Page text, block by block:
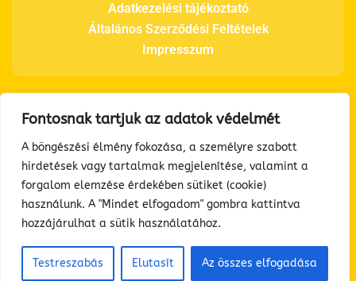
Fontosnak tartjuk az adatok védelmét
A böngészési élmény fokozása, a személyre szabott
hirdetések vagy tartalmak megjelenítése, valamint a
forgalom elemzése érdekében sütiket (cookie)
használunk. A "Mindet elfogadom" gombra kattintva
hozzájárulhat a sütik használatához.
Testreszabás Elutasít Az összes elfogadása
Adatkezelési tájékoztató
Általános Szerződési Feltételek
Impresszum
Elérhetőségeink
Telefon: +36 70 366 3160
E-mail: info@feelgoodhouse.hu
Cím: 2610 Nőtincs Diófa út 1.